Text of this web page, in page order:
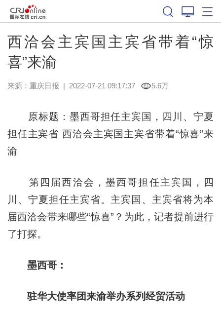
西洽会主宾国主宾省带着“惊
喜”来渝
来源： 重庆日报 | 2022-07-21 09:17:37 5.6万
原标题：墨西哥担任主宾国，四川、宁夏
担任主宾省 西洽会主宾国主宾省带着“惊喜”来
渝
第四届西洽会，墨西哥担任主宾国，四
川、宁夏担任主宾省。主宾国、主宾省将为本
届西洽会带来哪些“惊喜”？为此，记者提前进行
了打探。
墨西哥：
驻华大使率团来渝举办系列经贸活动